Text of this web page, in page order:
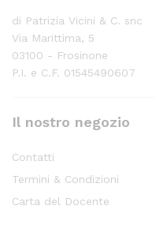
di Patrizia Vicini & C. snc
Via Marittima, 5
03100 - Frosinone
P.I. e C.F. 01545490607
Il nostro negozio
Contatti
Termini & Condizioni
Carta del Docente